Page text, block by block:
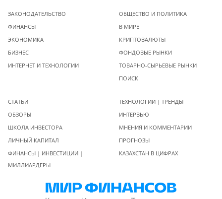
ЗАКОНОДАТЕЛЬСТВО
ФИНАНСЫ
ЭКОНОМИКА
БИЗНЕС
ИНТЕРНЕТ И ТЕХНОЛОГИИ
ОБЩЕСТВО И ПОЛИТИКА
В МИРЕ
КРИПТОВАЛЮТЫ
ФОНДОВЫЕ РЫНКИ
ТОВАРНО-СЫРЬЕВЫЕ РЫНКИ
ПОИСК
СТАТЬИ
ОБЗОРЫ
ШКОЛА ИНВЕСТОРА
ЛИЧНЫЙ КАПИТАЛ
ФИНАНСЫ | ИНВЕСТИЦИИ |
МИЛЛИАРДЕРЫ
ТЕХНОЛОГИИ | ТРЕНДЫ
ИНТЕРВЬЮ
МНЕНИЯ И КОММЕНТАРИИ
ПРОГНОЗЫ
КАЗАХСТАН В ЦИФРАХ